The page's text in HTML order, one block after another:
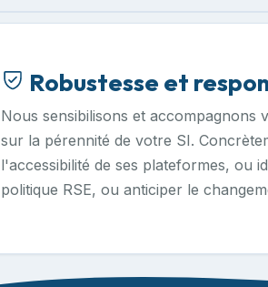
Robustesse et
Nous sensibilisons et accompagnons
sur la pérennité de votre SI.
l'accessibilité de ses plateformes, ou
politique RSE, ou anticiper le